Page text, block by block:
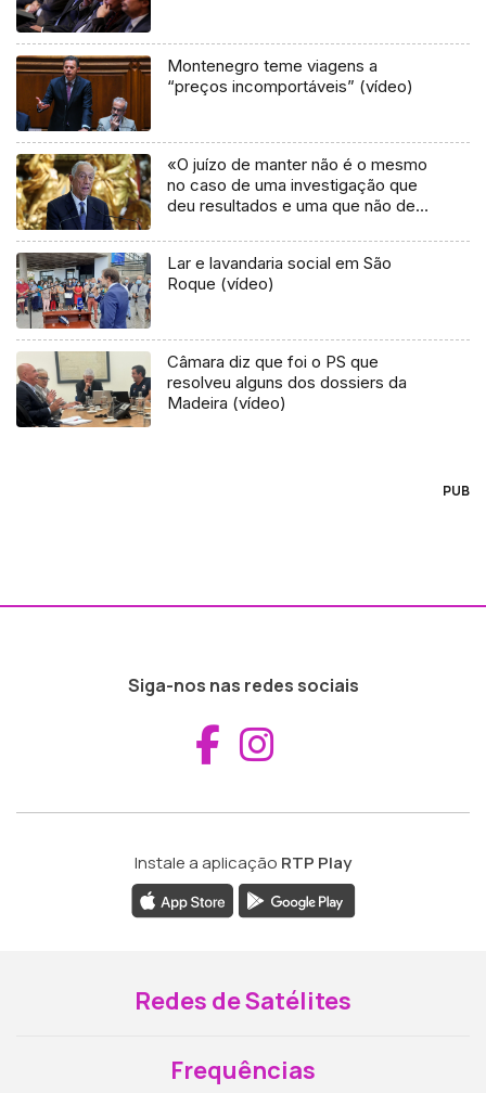
Montenegro teme viagens a
“preços incomportáveis” (vídeo)
«O juízo de manter não é o mesmo
no caso de uma investigação que
deu resultados e uma que não deu»
Lar e lavandaria social em São
Roque (vídeo)
Câmara diz que foi o PS que
resolveu alguns dos dossiers da
Madeira (vídeo)
PUB
Siga-nos nas redes sociais
Aceder ao
Instale a aplicação RTP Play
Redes de Satélites
Frequências